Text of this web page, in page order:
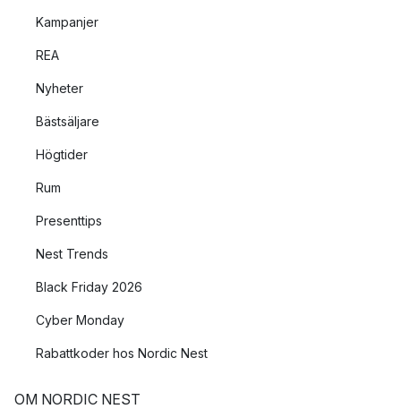
Kampanjer
REA
Nyheter
Bästsäljare
Högtider
Rum
Presenttips
Nest Trends
Black Friday 2026
Cyber Monday
Rabattkoder hos Nordic Nest
OM NORDIC NEST